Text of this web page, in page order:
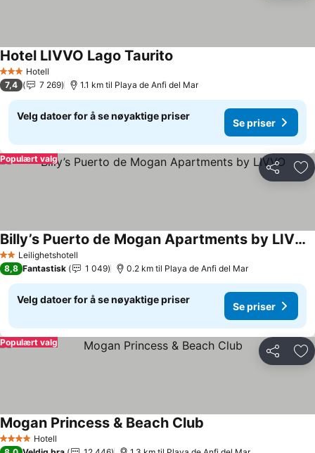
3 StjernerHotell
Hotel LIVVO Lago Taurito
7,4 7 269 1.1 km til Playa de Anfi del Mar
Velg datoer for å se nøyaktige priser
Se priser
Del
Populært valg
2 StjernerLeilighetshotell
Billy’s Puerto de Mogan Apartments by LIVVO
8,8 Fantastisk 1 049 0.2 km til Playa de Anfi del Mar
Velg datoer for å se nøyaktige priser
Se priser
Del
Populært valg
4 StjernerHotell
Mogan Princess & Beach Club